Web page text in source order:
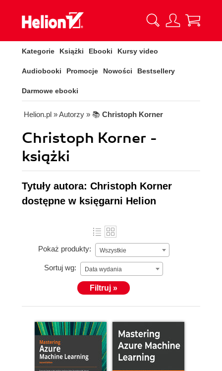
Kategorie Książki Ebooki Kursy video
Audiobooki Promocje Nowości Bestsellery
Darmowe ebooki
Helion.pl » Autorzy » 📚 Christoph Korner
Christoph Korner -
książki
Tytuły autora: Christoph Korner
dostępne w księgarni Helion
Pokaż produkty: Wszystkie
Sortuj wg: Data wydania
Filtruj »